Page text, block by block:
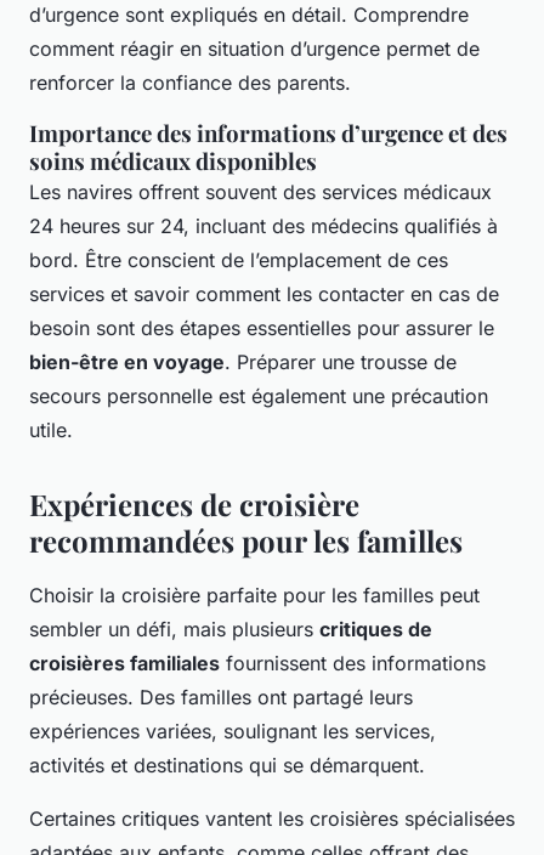
d’urgence sont expliqués en détail. Comprendre
comment réagir en situation d’urgence permet de
renforcer la confiance des parents.
Importance des informations d’urgence et des
soins médicaux disponibles
Les navires offrent souvent des services médicaux
24 heures sur 24, incluant des médecins qualifiés à
bord. Être conscient de l’emplacement de ces
services et savoir comment les contacter en cas de
besoin sont des étapes essentielles pour assurer le
bien-être en voyage. Préparer une trousse de
secours personnelle est également une précaution
utile.
Expériences de croisière
recommandées pour les familles
Choisir la croisière parfaite pour les familles peut
sembler un défi, mais plusieurs critiques de
croisières familiales fournissent des informations
précieuses. Des familles ont partagé leurs
expériences variées, soulignant les services,
activités et destinations qui se démarquent.
Certaines critiques vantent les croisières spécialisées